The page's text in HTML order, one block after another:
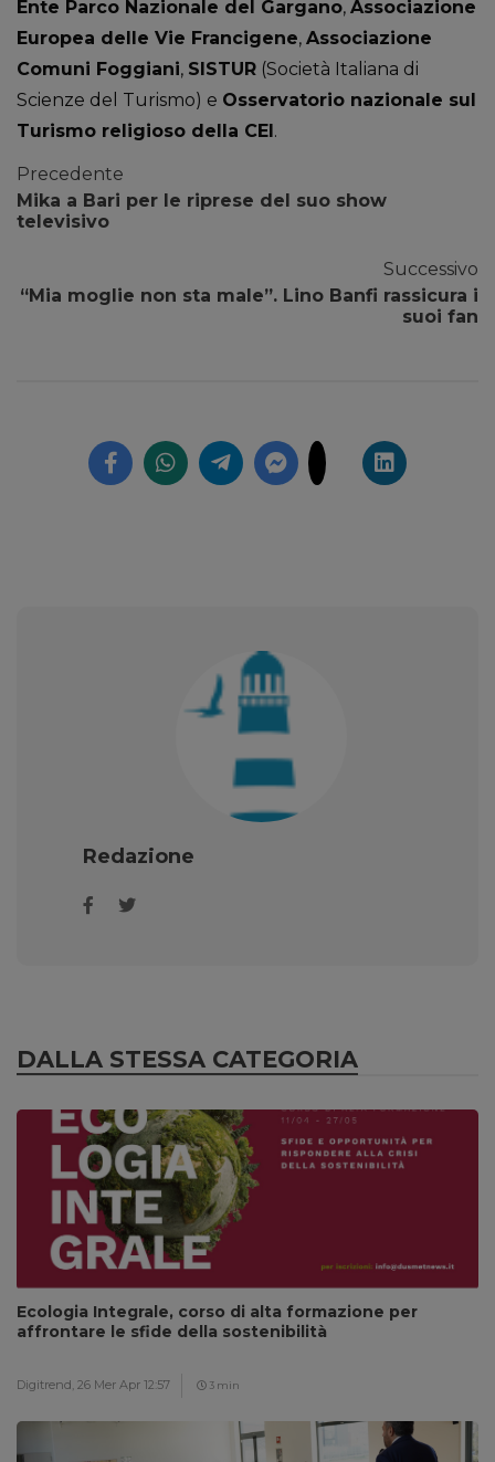
Ente Parco Nazionale del Gargano, Associazione
Europea delle Vie Francigene, Associazione
Comuni Foggiani, SISTUR (Società Italiana di
Scienze del Turismo) e Osservatorio nazionale sul
Turismo religioso della CEI.
Precedente
Mika a Bari per le riprese del suo show
televisivo
Successivo
“Mia moglie non sta male”. Lino Banfi rassicura i
suoi fan
Redazione
DALLA STESSA CATEGORIA
Ecologia Integrale, corso di alta formazione per
affrontare le sfide della sostenibilità
Digitrend, 26 Mer Apr 12:57 3 min